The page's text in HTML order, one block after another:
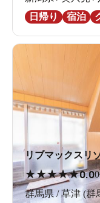
日帰り
宿泊
リブマックスリ
★★★★★0.0
群馬県 / 草津 (群